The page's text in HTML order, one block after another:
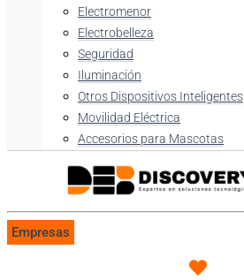
Electromenor
Electrobelleza
Seguridad
Iluminación
Otros Dispositivos Inteligentes
Movilidad Eléctrica
Accesorios para Mascotas
Empresas